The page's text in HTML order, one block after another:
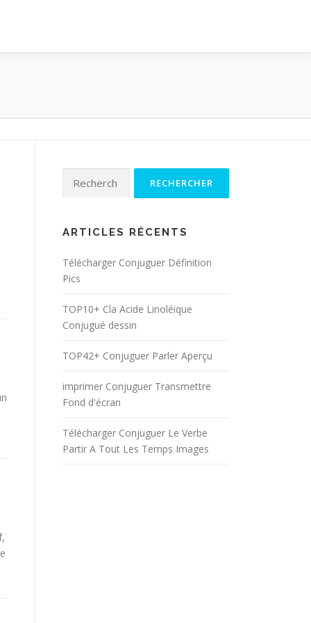
Rechercher :
ARTICLES RÉCENTS
Télécharger Conjuguer Définition
Pics
TOP10+ Cla Acide Linoléique
Conjugué dessin
TOP42+ Conjuguer Parler Aperçu
imprimer Conjuguer Transmettre
Fond d'écran
Télécharger Conjuguer Le Verbe
Partir A Tout Les Temps Images